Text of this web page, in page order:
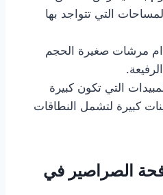
التي تتواجد بها
مرشات صغيرة الحجم
التي تكون كبيرة
كبيرة لتشمل النطاقات
الصراصير في